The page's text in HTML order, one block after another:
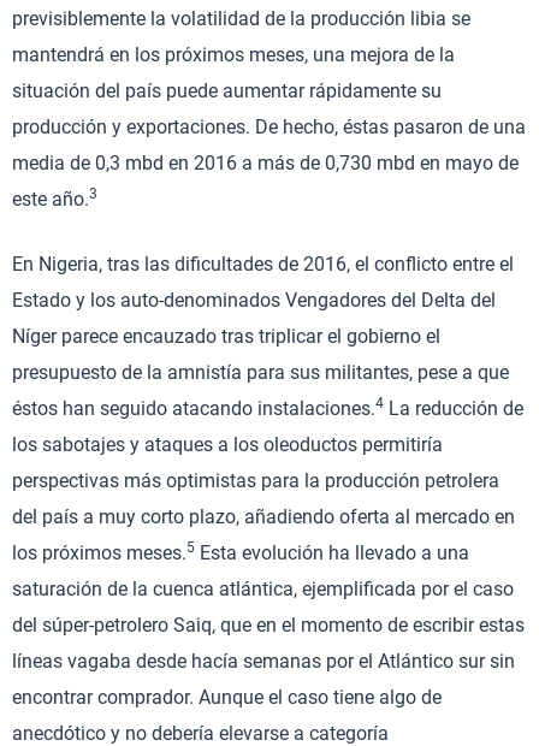
previsiblemente la volatilidad de la producción libia se
mantendrá en los próximos meses, una mejora de la
situación del país puede aumentar rápidamente su
producción y exportaciones. De hecho, éstas pasaron de una
media de 0,3 mbd en 2016 a más de 0,730 mbd en mayo de
este año.3
En Nigeria, tras las dificultades de 2016, el conflicto entre el
Estado y los auto-denominados Vengadores del Delta del
Níger parece encauzado tras triplicar el gobierno el
presupuesto de la amnistía para sus militantes, pese a que
éstos han seguido atacando instalaciones.4 La reducción de
los sabotajes y ataques a los oleoductos permitiría
perspectivas más optimistas para la producción petrolera
del país a muy corto plazo, añadiendo oferta al mercado en
los próximos meses.5 Esta evolución ha llevado a una
saturación de la cuenca atlántica, ejemplificada por el caso
del súper-petrolero Saiq, que en el momento de escribir estas
líneas vagaba desde hacía semanas por el Atlántico sur sin
encontrar comprador. Aunque el caso tiene algo de
anecdótico y no debería elevarse a categoría